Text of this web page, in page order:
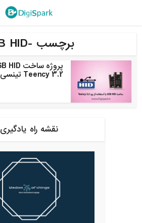
برچسب -USB HID
Teency 3.2 تینسی ARM
نقشه راه یادگیری